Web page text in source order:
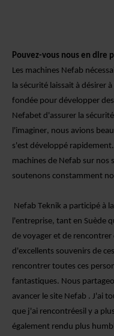
Pouvez-vous nous en dire
Les machines Nefab
la sécurité laissait à désirer
fondée pour développer
Nefabet d'assurer la
l'imaginer, nous avions
s'est développé
machines de Nefab sur nos
soutenons constamment
Nefab Teknik a participé à
l'entreprise, tant en Suède
de voyager et de rencontrer
d'excellents souvenirs de
rencontrer toutes ces
fantastiques. Nous
avancer le site Nefab . J'ai
que j'ai rencontréesil y a
également rendu plus